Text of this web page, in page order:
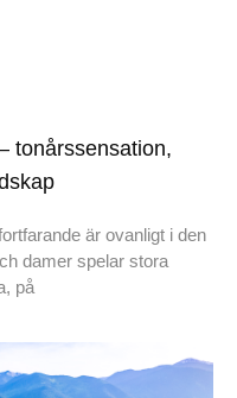
tonårssensation,
är ovanligt i den
damer spelar stora
på